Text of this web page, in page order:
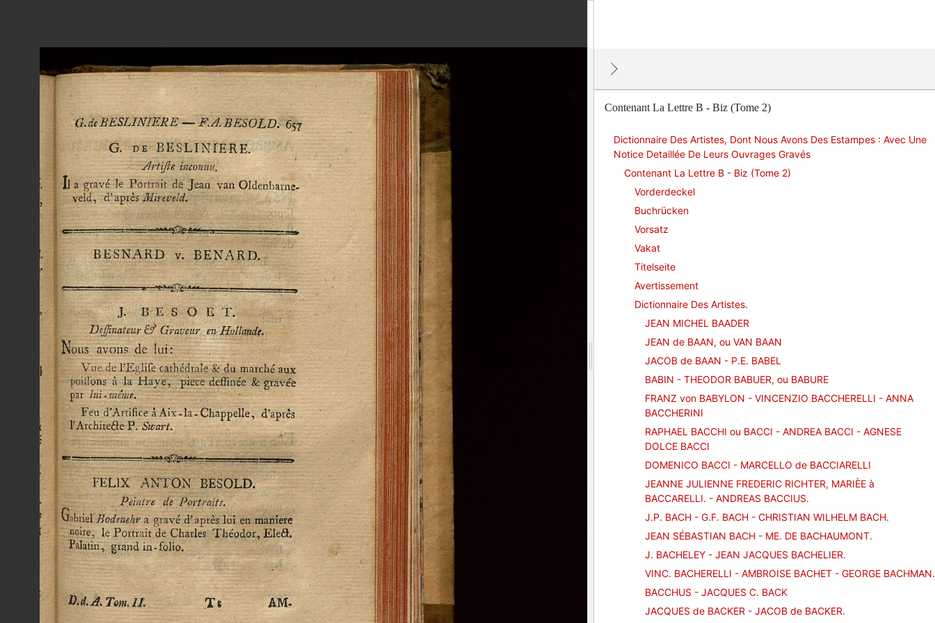
Contenant La Lettre B - Biz (Tome 2)
Dictionnaire Des Artistes, Dont Nous Avons Des Estampes : Avec Une
Notice Detaillée De Leurs Ouvrages Gravés
Contenant La Lettre B - Biz (Tome 2)
Vorderdeckel
Buchrücken
Vorsatz
Vakat
Titelseite
Avertissement
Dictionnaire Des Artistes.
JEAN MICHEL BAADER
JEAN de BAAN, ou VAN BAAN
JACOB de BAAN - P.E. BABEL
BABIN - THEODOR BABUER, ou BABURE
FRANZ von BABYLON - VINCENZIO BACCHERELLI - ANNA
BACCHERINI
RAPHAEL BACCHI ou BACCI - ANDREA BACCI - AGNESE
DOLCE BACCI
DOMENICO BACCI - MARCELLO de BACCIARELLI
JEANNE JULIENNE FREDERIC RICHTER, MARIÈE à
BACCARELLI. - ANDREAS BACCIUS.
J.P. BACH - G.F. BACH - CHRISTIAN WILHELM BACH.
JEAN SÉBASTIAN BACH - ME. DE BACHAUMONT.
J. BACHELEY - JEAN JACQUES BACHELIER.
VINC. BACHERELLI - AMBROISE BACHET - GEORGE BACHMAN.
BACCHUS - JACQUES C. BACK
JACQUES de BACKER - JACOB de BACKER.